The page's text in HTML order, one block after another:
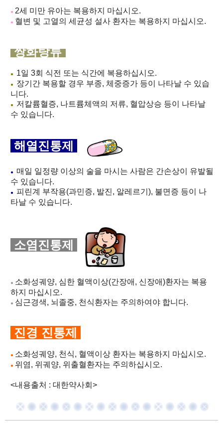
● 2세 미만 유아는 복용하지 마십시오.
● 혈변 및 고열의 세균성 설사 환자는 복용하지 마십시오.
쌍화탕류
● 1일 3회 식전 또는 식간에 복용하십시오.
●
장기간 복용할 경우 부종, 체중증가 등이 나타날 수 있습
니다.
●
저칼륨혈증, 나트륨체액의 저류, 혈압상승 등이 나타날
수 있습니다.
해열진통제
● 매일 일정량 이상의 술을 마시는 사람은 간손상이 유발될
수 있습니다.
● 피린계 부작용(과민증, 발진, 알레르기), 불면증 등이 나
타날 수 있습니다.
소염진통제
● 소화성궤양, 심한 혈액이상(간장애, 신장애)환자는 복용
하지 마십시오.
● 심근경색, 뇌졸중, 천식환자는 주의하여야 합니다.
진경 진통제
● 소화성궤양, 천식, 혈액이상 환자는 복용하지 마십시오.
● 위염, 위궤양, 위출혈환자는 주의하십시오.
<내용출처 : 대한약사회>